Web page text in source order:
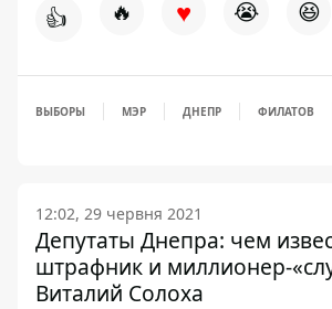
👍 🔥 ♥ 😭 😆
ВЫБОРЫ МЭР ДНЕПР ФИЛАТОВ
12:02, 29 червня 2021
Депутаты Днепра: чем
штрафник и миллионер-
Виталий Солоха